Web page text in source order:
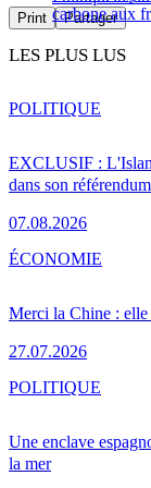
carbone aux
Print Partager
LES PLUS LUS
EXCLUSIF :
dans son
07.08.2026
POLITIQUE
Merci la Chine : elle
27.07.2026
ÉCONOMIE
Une enclave
la mer
POLITIQUE